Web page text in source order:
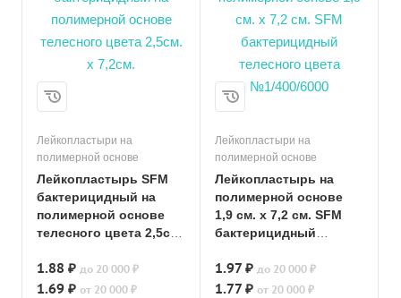
Лейкопластыри на
полимерной основе
Лейкопластырь SFM
бактерицидный на
полимерной основе
телесного цвета 2,5см.
1.88 ₽ до 20 000 ₽
1.69 ₽ от 20 000 ₽
Лейкопластыри на
полимерной основе
Лейкопластырь на
полимерной основе
1,9 см. x 7,2 см. SFM
бактерицидный
№1/400/6000
1.97 ₽ до 20 000 ₽
1.77 ₽ от 20 000 ₽